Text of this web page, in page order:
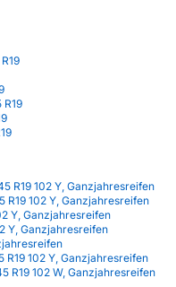
R19 102 Y, Ganzjahresreifen
R19 102 Y, Ganzjahresreifen
Y, Ganzjahresreifen
Y, Ganzjahresreifen
102 Y, Ganzjahresreifen
R19 102 W, Ganzjahresreifen